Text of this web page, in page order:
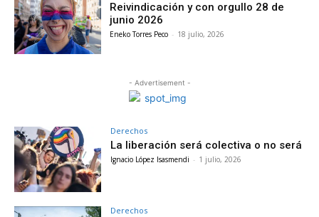
Reivindicación y con orgullo 28 de
junio 2026
Eneko Torres Peco - 18 julio, 2026
- Advertisement -
Derechos
La liberación será colectiva o no será
Ignacio López Isasmendi - 1 julio, 2026
Derechos